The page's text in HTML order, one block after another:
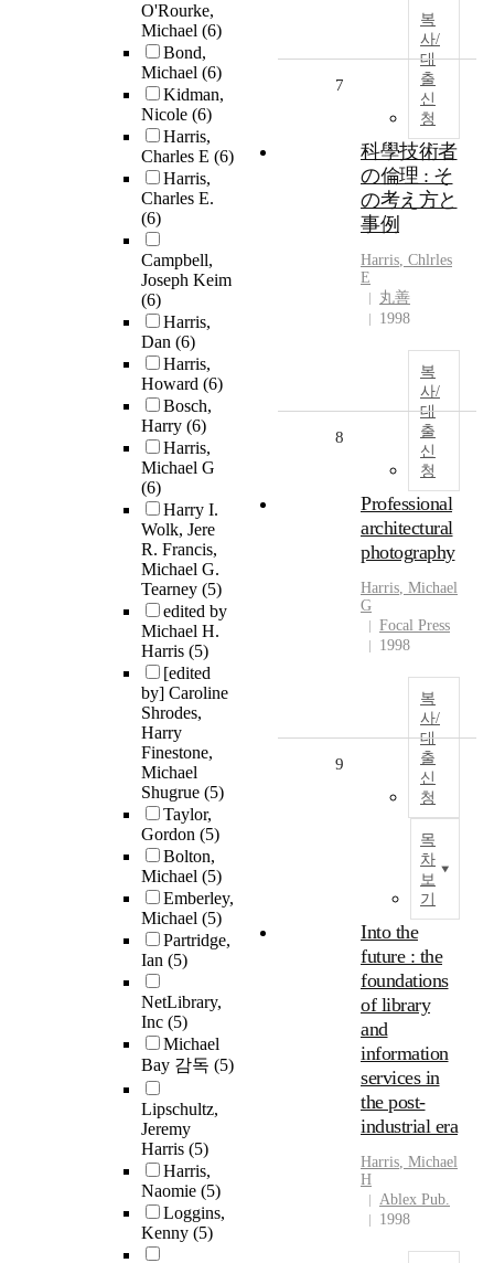
O'Rourke,
Michael (6)
Bond,
Michael (6)
Kidman,
Nicole (6)
Harris,
Charles E (6)
Harris,
Charles E.
(6)
Campbell,
Joseph Keim
(6)
Harris,
Dan (6)
Harris,
Howard (6)
Bosch,
Harry (6)
Harris,
Michael G
(6)
Harry I.
Wolk, Jere
R. Francis,
Michael G.
Tearney (5)
edited by
Michael H.
Harris (5)
[edited
by] Caroline
Shrodes,
Harry
Finestone,
Michael
Shugrue (5)
Taylor,
Gordon (5)
Bolton,
Michael (5)
Emberley,
Michael (5)
Partridge,
Ian (5)
NetLibrary,
Inc (5)
Michael
Bay 감독 (5)
Lipschultz,
Jeremy
Harris (5)
Harris,
Naomie (5)
Loggins,
Kenny (5)
복
사/
대
출
신
청
7
科學技術者
の倫理 : そ
の考え方と
事例
Harris, Chlrles
E
丸善
1998
복
사/
대
출
신
청
8
Professional
architectural
photography
Harris, Michael
G
Focal Press
1998
복
사/
대
출
신
청
목
차
보
기
9
Into the
future : the
foundations
of library
and
information
services in
the post-
industrial era
Harris, Michael
H
Ablex Pub.
1998